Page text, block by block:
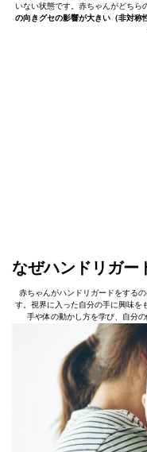
いない状態です。赤ちゃんがどちら
の向きグセの影響が大きい（非対称
なぜハンドリガー
赤ちゃんがハンドリガードをする
す。視界に入った自分の手に興味を
手や体の動かし方を学び、自分